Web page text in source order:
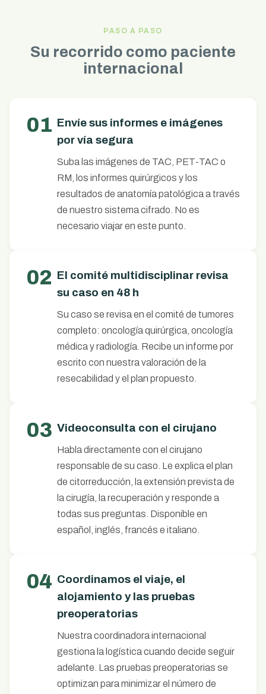
PASO A PASO
Su recorrido como paciente
internacional
01 Envíe sus informes e imágenes
por vía segura
Suba las imágenes de TAC, PET-TAC o
RM, los informes quirúrgicos y los
resultados de anatomía patológica a través
de nuestro sistema cifrado. No es
necesario viajar en este punto.
02
El comité multidisciplinar revisa
su caso en 48 h
Su caso se revisa en el comité de tumores
completo: oncología quirúrgica, oncología
médica y radiología. Recibe un informe por
escrito con nuestra valoración de la
resecabilidad y el plan propuesto.
03 Videoconsulta con el cirujano
Habla directamente con el cirujano
responsable de su caso. Le explica el plan
de citorreducción, la extensión prevista de
la cirugía, la recuperación y responde a
todas sus preguntas. Disponible en
español, inglés, francés e italiano.
04 Coordinamos el viaje, el
alojamiento y las pruebas
preoperatorias
Nuestra coordinadora internacional
gestiona la logística cuando decide seguir
adelante. Las pruebas preoperatorias se
optimizan para minimizar el número de